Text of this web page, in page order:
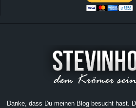
Danke, dass Du meinen Blog besucht hast.